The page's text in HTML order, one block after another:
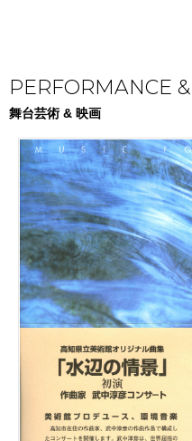
PERFORMANCE
舞台芸術 & 映画